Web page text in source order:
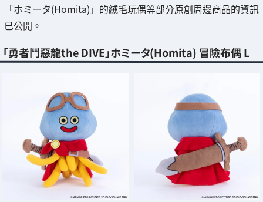
「ホミータ(Homita)」的絨毛玩偶等部分原創周邊商品的資訊
已公開。
「勇者鬥惡龍the DIVE」ホミータ(Homita) 冒險布偶 L